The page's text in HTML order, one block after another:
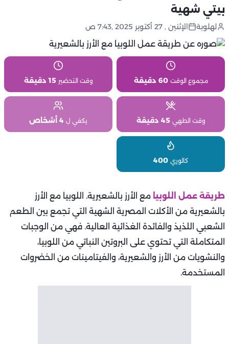
بيتي شهية
لهلوبة الإثنين , 27 أكتوبر 2025 ,7:43 ص
مجموع الوقت 60 دقيقة وقت التحضير 15 دقيقة
وقت الطهي 45 دقيقة يكفي ل 4 أشخاص
كالوري 400
طريقة عمل اللوبيا مع الأرز بالشعيرية. اللوبيا مع الأرز
بالشعيرية من الأكلات المصرية الشهية التي تجمع بين الطعم
الشعبي اللذيذ والفائدة الغذائية العالية. فهي من الوجبات
المتكاملة التي تحتوي على البروتين النباتي من اللوبيا،
والنشويات من الأرز والشعيرية، والفيتامينات من الخضروات
المستخدمة.